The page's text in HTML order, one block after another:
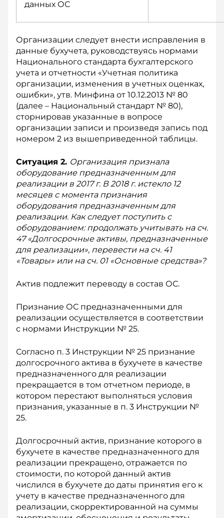
данных ОС
Организации следует внести исправления в
данные бухучета, руководствуясь нормами
Национального стандарта бухгалтерского
учета и отчетности «Учетная политика
организации, изменения в учетных оценках,
ошибки», утв. Минфина от 10.12.2013 № 80
(далее – Национальный стандарт № 80),
сторнировав указанные в вопросе
организации записи и произведя запись под
номером 2 из вышеприведенной таблицы.
Ситуация 2. Организация признала
оборудование предназначенным для
реализации в 2017 г. В 2018 г. истекло 12
месяцев с момента признания
оборудования предназначенным для
реализации. Как следует поступить с
оборудованием: продолжать учитывать на сч.
47 «Долгосрочные активы, предназначенные
для реализации», перевести на сч. 41
«Товары» или на сч. 01 «Основные средства»?
Актив подлежит переводу в состав ОС.
Признание ОС предназначенными для
реализации осуществляется в соответствии
с нормами Инструкции № 25.
Согласно п. 3 Инструкции № 25 признание
долгосрочного актива в бухучете в качестве
предназначенного для реализации
прекращается в том отчетном периоде, в
котором перестают выполняться условия
признания, указанные в п. 3 Инструкции №
25.
Долгосрочный актив, признание которого в
бухучете в качестве предназначенного для
реализации прекращено, отражается по
стоимости, по которой данный актив
числился в бухучете до даты принятия его к
учету в качестве предназначенного для
реализации, скорректированной на суммы